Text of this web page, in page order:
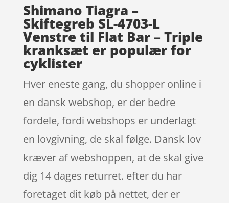
Shimano Tiagra –
Skiftegreb SL-4703-L
Venstre til Flat Bar – Triple
kranksæt er populær for
cyklister
Hver eneste gang, du shopper online i
en dansk webshop, er der bedre
fordele, fordi webshops er underlagt
en lovgivning, de skal følge. Dansk lov
kræver af webshoppen, at de skal give
dig 14 dages returret. efter du har
foretaget dit køb på nettet, der er